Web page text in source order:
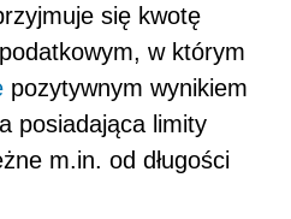
się kwotę
w którym
pozytywnym wynikiem
posiadająca limity
m.in. od długości